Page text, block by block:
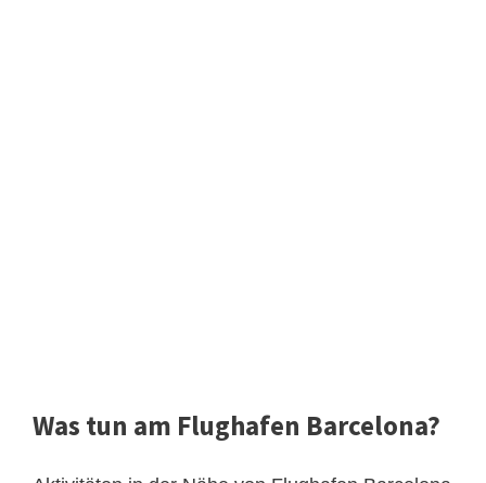
Was tun am Flughafen Barcelona?